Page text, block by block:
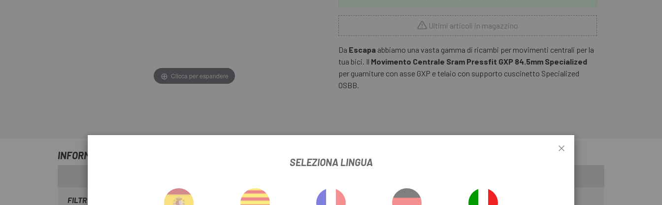
Clicca per espandere
Ultimi articoli in magazzino
Da Escapa abbiamo una vasta gamma di ricambi per movimenti centrali per la
tua bici. Il Movimento Centrale Sram Pressfit GXP 84.5mm Specialized
per guarniture con asse GXP e telaio con supporto cuscinetto Specialized
OSBB.
INFORMAZIONI SU PEDALIERA SRAM PRESSFIT GXP 84.5MM SPECIALIZED
FILTRO STAGIONALE USA FILTRO Montagna
SELEZIONA LINGUA